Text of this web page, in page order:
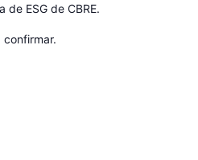
de ESG de CBRE.
confirmar.